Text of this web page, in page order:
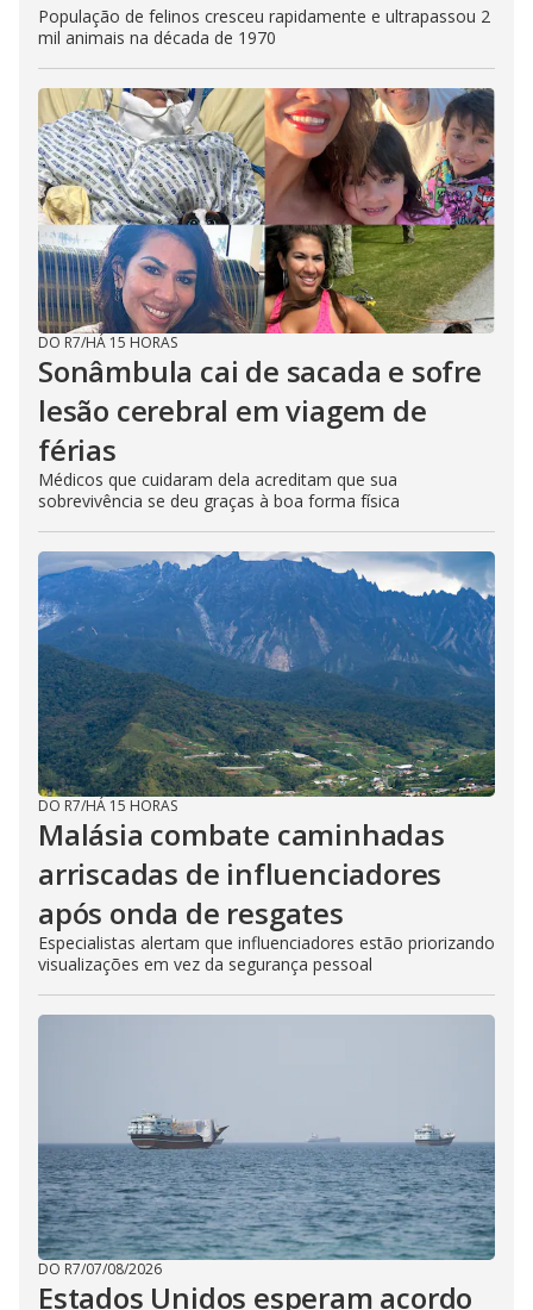
População de felinos cresceu rapidamente e ultrapassou 2
mil animais na década de 1970
DO R7/HÁ 15 HORAS
Sonâmbula cai de sacada e sofre
lesão cerebral em viagem de
férias
Médicos que cuidaram dela acreditam que sua
sobrevivência se deu graças à boa forma física
DO R7/HÁ 15 HORAS
Malásia combate caminhadas
arriscadas de influenciadores
após onda de resgates
Especialistas alertam que influenciadores estão priorizando
visualizações em vez da segurança pessoal
DO R7/07/08/2026
Estados Unidos esperam acordo